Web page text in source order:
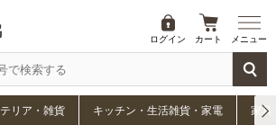
ログイン カート メニュー
リア・雑貨 キッチン・生活雑貨・家電 家具